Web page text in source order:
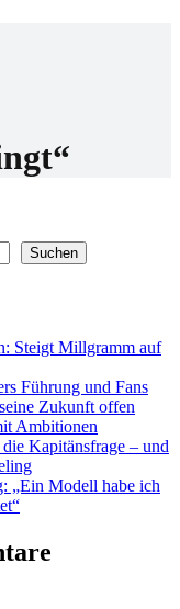
Suchen
Steigt Millgramm auf
Führung und Fans
Zukunft offen
Ambitionen
Kapitänsfrage – und
„Ein Modell habe ich